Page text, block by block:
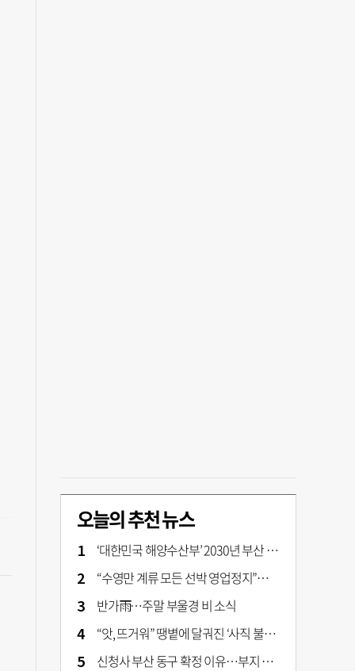
오늘의 추천 뉴스
‘대한민국 해양수산부’ 2030년 부산 북항시대 연다
“수영만 계류 모든 선박 영업정지”… 재개발 속도전
반가雨…주말 부울경 비 소식
“앗, 뜨거워” 땡볕에 달궈진 ‘사직 불가마’ 관중석 무려 70도
신청사 부산 동구 확정 이유…부지 용이성·접근성·집적 가능성이 운명 갈랐다 [해수부 북항 시대]